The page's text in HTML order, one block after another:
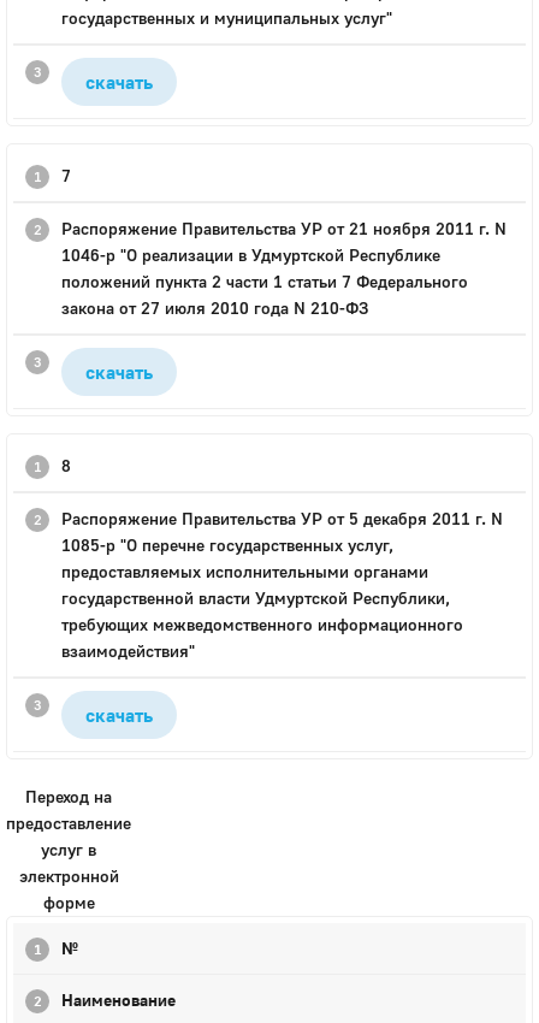
государственных и муниципальных услуг"
скачать
7
Распоряжение Правительства УР от 21 ноября 2011 г. N
1046-р "О реализации в Удмуртской Республике
положений пункта 2 части 1 статьи 7 Федерального
закона от 27 июля 2010 года N 210-ФЗ
скачать
8
Распоряжение Правительства УР от 5 декабря 2011 г. N
1085-р "О перечне государственных услуг,
предоставляемых исполнительными органами
государственной власти Удмуртской Республики,
требующих межведомственного информационного
взаимодействия"
скачать
Переход на
предоставление
услуг в
электронной
форме
№
Наименование